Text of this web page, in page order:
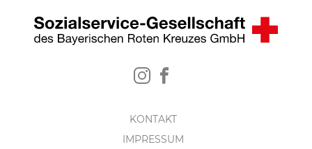
KONTAKT
IMPRESSUM